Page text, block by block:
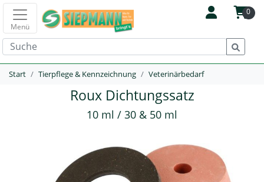
0
Menü
Start Tierpflege & Kennzeichnung Veterinärbedarf
Roux Dichtungssatz
10 ml / 30 & 50 ml